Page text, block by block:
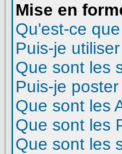
Mise en
Qu'est-ce
Puis-je
Que sont les
Puis-je
Que sont les
Que sont les
Que sont les